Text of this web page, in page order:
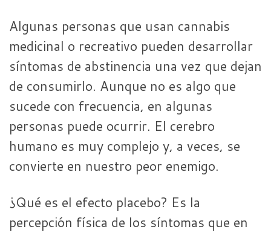
Algunas personas que usan cannabis
medicinal o recreativo pueden desarrollar
síntomas de abstinencia una vez que dejan
de consumirlo. Aunque no es algo que
sucede con frecuencia, en algunas
personas puede ocurrir. El cerebro
humano es muy complejo y, a veces, se
convierte en nuestro peor enemigo.
¿Qué es el efecto placebo? Es la
percepción física de los síntomas que en